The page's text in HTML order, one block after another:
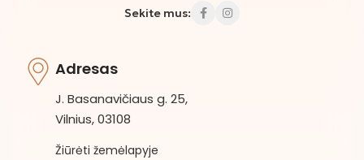
Sekite mus:
Adresas
J. Basanavičiaus g. 25,
Vilnius, 03108
Žiūrėti žemėlapyje